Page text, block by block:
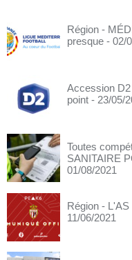
Région -
presque - 02/
Accession
point - 23/05/
Toutes
SANITAIRE
01/08/2021
Région -
11/06/2021